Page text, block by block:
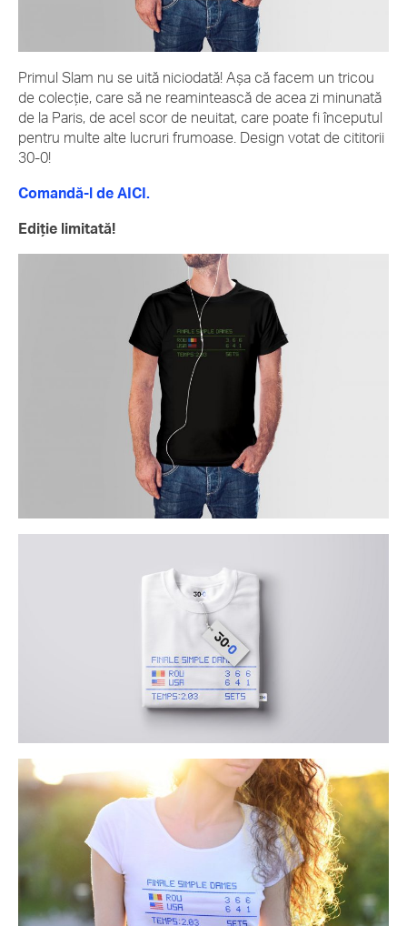
Primul Slam nu se uită niciodată! Așa că facem un tricou
de colecție, care să ne reamintească de acea zi minunată
de la Paris, de acel scor de neuitat, care poate fi începutul
pentru multe alte lucruri frumoase. Design votat de cititorii
30-0!
Comandă-l de AICI.
Ediție limitată!